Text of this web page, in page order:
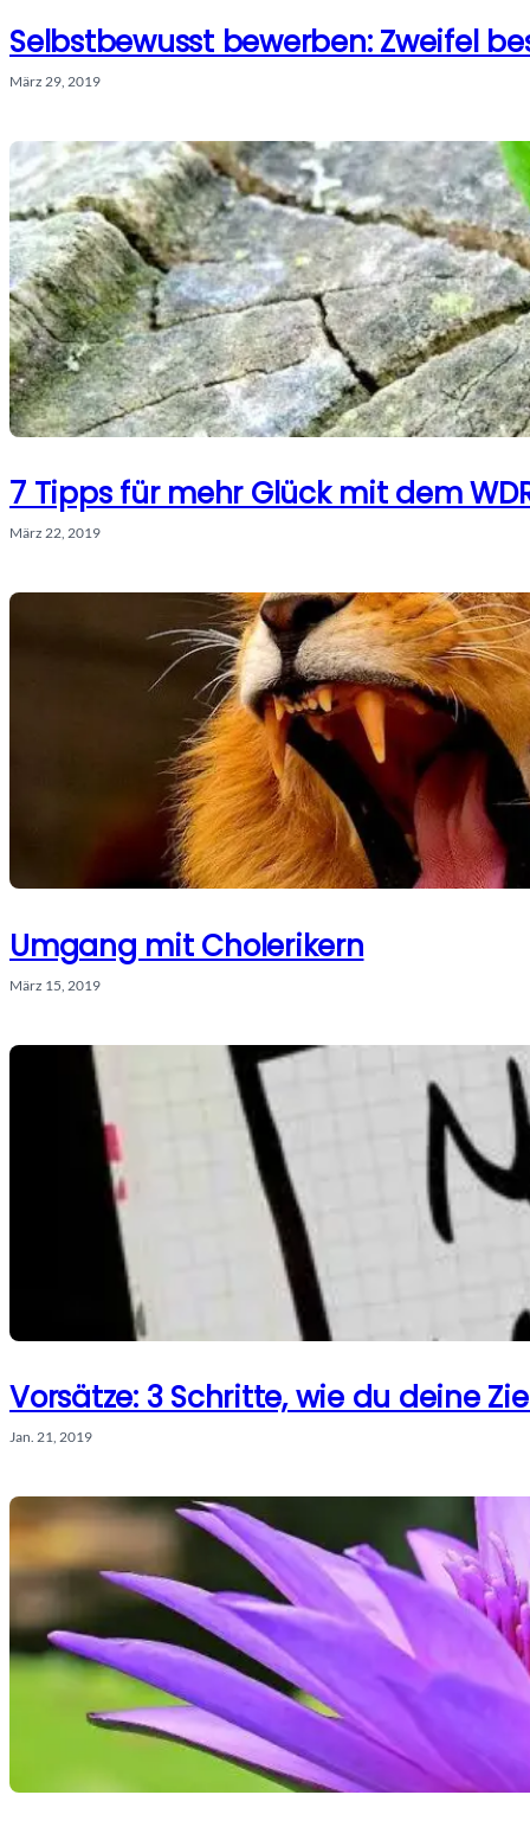
Selbstbewusst bewerben: Zweifel
März 29, 2019
7 Tipps für mehr Glück mit dem
März 22, 2019
Umgang mit Cholerikern
März 15, 2019
Vorsätze: 3 Schritte, wie du deine
Jan. 21, 2019